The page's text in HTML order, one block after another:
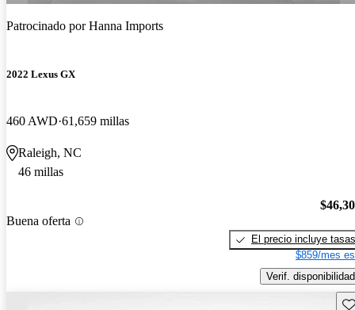
Patrocinado porHanna Imports
2022 Lexus GX
460 AWD 61,659 millas
Raleigh, NC
46 millas
Buena oferta
El precio incluye tasas
$859/mes
Verif. disponibilidad